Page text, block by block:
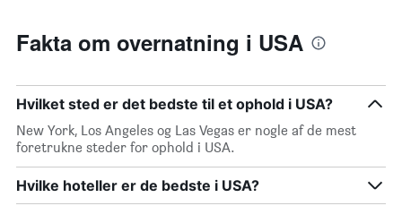
Fakta om overnatning i USA
Hvilket sted er det bedste til et ophold i USA?
New York, Los Angeles og Las Vegas er nogle af de mest
foretrukne steder for ophold i USA.
Hvilke hoteller er de bedste i USA?